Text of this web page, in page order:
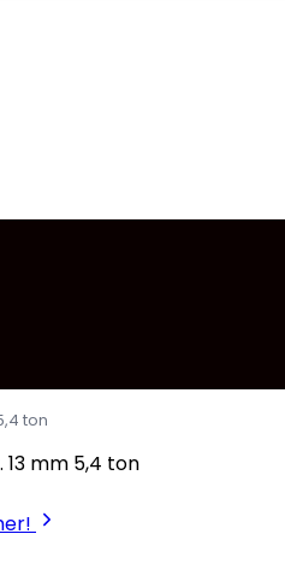
ton
mm 5,4 ton